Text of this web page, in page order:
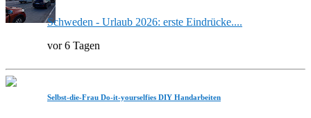
Schweden - Urlaub 2026: erste Eindrücke....
vor 6 Tagen
Selbst-die-Frau Do-it-yourselfies DIY Handarbeiten